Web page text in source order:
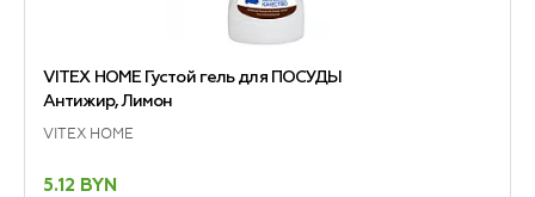
VITEX HOME Густой гель для ПОСУДЫ
Антижир, Лимон
VITEX HOME
5.12 BYN